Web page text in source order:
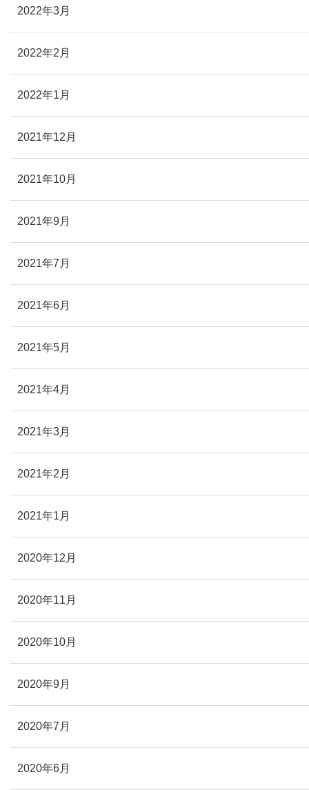
2022年3月
2022年2月
2022年1月
2021年12月
2021年10月
2021年9月
2021年7月
2021年6月
2021年5月
2021年4月
2021年3月
2021年2月
2021年1月
2020年12月
2020年11月
2020年10月
2020年9月
2020年7月
2020年6月